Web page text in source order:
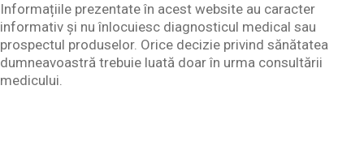
Informațiile prezentate în acest website au caracter
informativ și nu înlocuiesc diagnosticul medical sau
prospectul produselor. Orice decizie privind sănătatea
dumneavoastră trebuie luată doar în urma consultării
medicului.